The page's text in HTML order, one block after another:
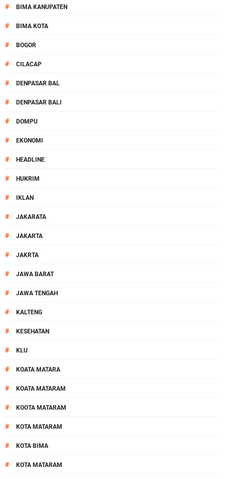
# BIMA KANUPATEN
# BIMA KOTA
# BOGOR
# CILACAP
# DENPASAR BAL
# DENPASAR BALI
# DOMPU
# EKONOMI
# HEADLINE
# HUKRIM
# IKLAN
# JAKARATA
# JAKARTA
# JAKRTA
# JAWA BARAT
# JAWA TENGAH
# KALTENG
# KESEHATAN
# KLU
# KOATA MATARA
# KOATA MATARAM
# KOOTA MATARAM
# KOTA MATARAM
# KOTA BIMA
# KOTA MATARAM